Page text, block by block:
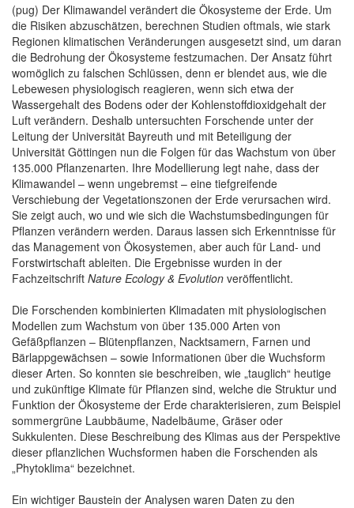
(pug) Der Klimawandel verändert die Ökosysteme der Erde. Um
die Risiken abzuschätzen, berechnen Studien oftmals, wie stark
Regionen klimatischen Veränderungen ausgesetzt sind, um daran
die Bedrohung der Ökosysteme festzumachen. Der Ansatz führt
womöglich zu falschen Schlüssen, denn er blendet aus, wie die
Lebewesen physiologisch reagieren, wenn sich etwa der
Wassergehalt des Bodens oder der Kohlenstoffdioxidgehalt der
Luft verändern. Deshalb untersuchten Forschende unter der
Leitung der Universität Bayreuth und mit Beteiligung der
Universität Göttingen nun die Folgen für das Wachstum von über
135.000 Pflanzenarten. Ihre Modellierung legt nahe, dass der
Klimawandel – wenn ungebremst – eine tiefgreifende
Verschiebung der Vegetationszonen der Erde verursachen wird.
Sie zeigt auch, wo und wie sich die Wachstumsbedingungen für
Pflanzen verändern werden. Daraus lassen sich Erkenntnisse für
das Management von Ökosystemen, aber auch für Land- und
Forstwirtschaft ableiten. Die Ergebnisse wurden in der
Fachzeitschrift Nature Ecology & Evolution veröffentlicht.
Die Forschenden kombinierten Klimadaten mit physiologischen
Modellen zum Wachstum von über 135.000 Arten von
Gefäßpflanzen – Blütenpflanzen, Nacktsamern, Farnen und
Bärlappgewächsen – sowie Informationen über die Wuchsform
dieser Arten. So konnten sie beschreiben, wie „tauglich“ heutige
und zukünftige Klimate für Pflanzen sind, welche die Struktur und
Funktion der Ökosysteme der Erde charakterisieren, zum Beispiel
sommergrüne Laubbäume, Nadelbäume, Gräser oder
Sukkulenten. Diese Beschreibung des Klimas aus der Perspektive
dieser pflanzlichen Wuchsformen haben die Forschenden als
„Phytoklima“ bezeichnet.
Ein wichtiger Baustein der Analysen waren Daten zu den